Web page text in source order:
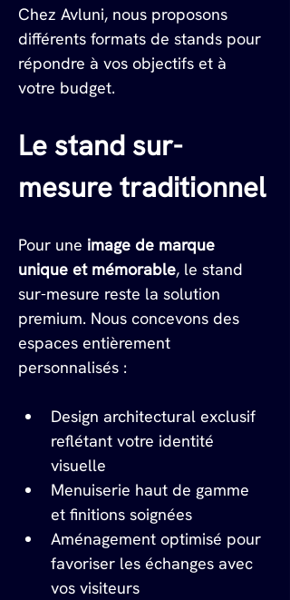
Chez Avluni, nous proposons
différents formats de stands pour
répondre à vos objectifs et à
votre budget.
Le stand sur-
mesure traditionnel
Pour une image de marque
unique et mémorable, le stand
sur-mesure reste la solution
premium. Nous concevons des
espaces entièrement
personnalisés :
Design architectural exclusif
reflétant votre identité
visuelle
Menuiserie haut de gamme
et finitions soignées
Aménagement optimisé pour
favoriser les échanges avec
vos visiteurs